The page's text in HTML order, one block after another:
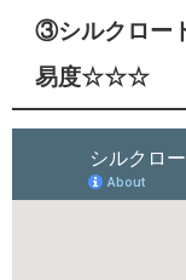
③シルクロー
易度☆☆☆